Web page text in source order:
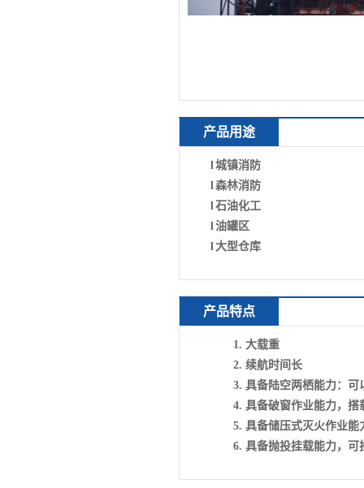
产品用途
l城镇消防
l森林消防
l石油化工
l油罐区
l 大型仓库
产品特点
1. 大载重
2. 续航时间长
3. 具备陆空两栖能力：可
4. 具备破窗作业能力，搭
5. 具备储压式灭火作业能
6. 具备抛投挂载能力，可